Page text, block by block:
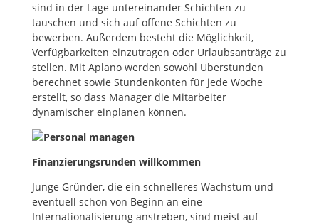
sind in der Lage untereinander Schichten zu
tauschen und sich auf offene Schichten zu
bewerben. Außerdem besteht die Möglichkeit,
Verfügbarkeiten einzutragen oder Urlaubsanträge zu
stellen. Mit Aplano werden sowohl Überstunden
berechnet sowie Stundenkonten für jede Woche
erstellt, so dass Manager die Mitarbeiter
dynamischer einplanen können.
Finanzierungsrunden willkommen
Junge Gründer, die ein schnelleres Wachstum und
eventuell schon von Beginn an eine
Internationalisierung anstreben, sind meist auf